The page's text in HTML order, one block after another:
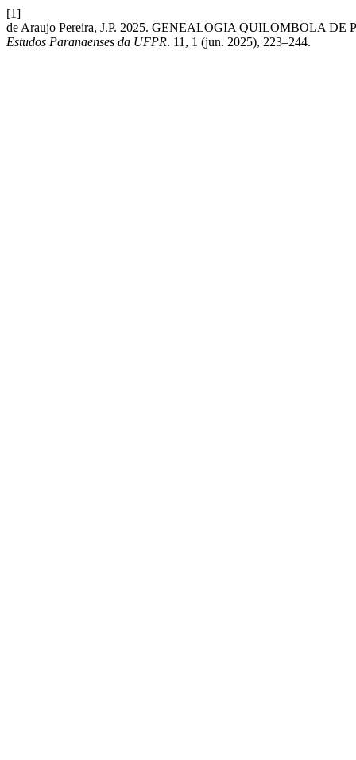
[1]
de Araujo Pereira, J.P. 2025. GENEALOGIA QUILOMBOLA
Estudos Paranaenses da UFPR. 11, 1 (jun. 2025), 223–244.